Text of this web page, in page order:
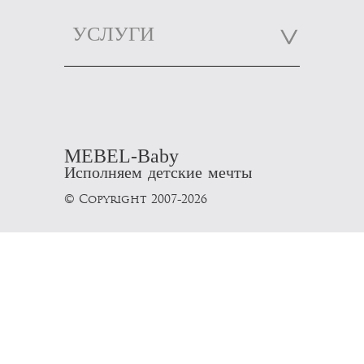
УСЛУГИ
MEBEL-Baby
Исполняем детские мечты
© Copyright 2007-2026